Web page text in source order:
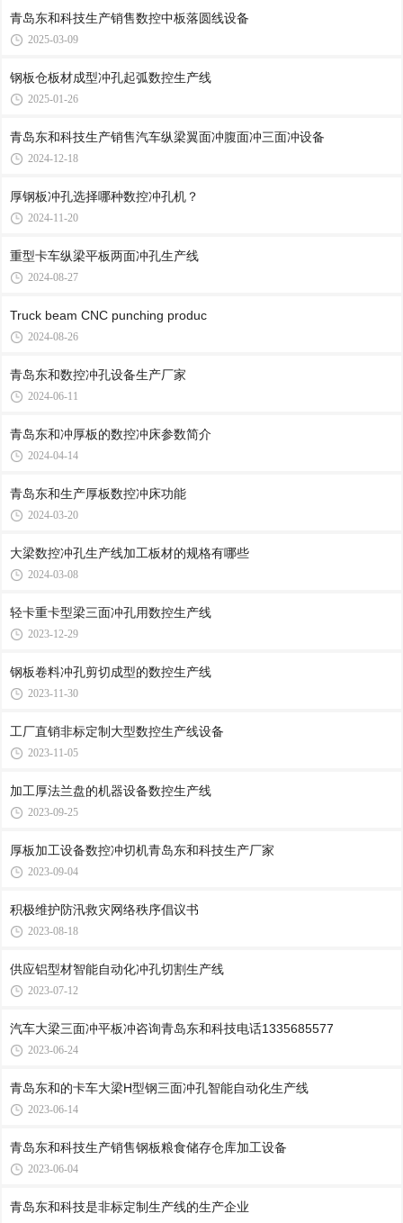
青岛东和科技生产销售数控中板落圆线设备
2025-03-09
钢板仓板材成型冲孔起弧数控生产线
2025-01-26
青岛东和科技生产销售汽车纵梁翼面冲腹面冲三面冲设备
2024-12-18
厚钢板冲孔选择哪种数控冲孔机？
2024-11-20
重型卡车纵梁平板两面冲孔生产线
2024-08-27
Truck beam CNC punching produc
2024-08-26
青岛东和数控冲孔设备生产厂家
2024-06-11
青岛东和冲厚板的数控冲床参数简介
2024-04-14
青岛东和生产厚板数控冲床功能
2024-03-20
大梁数控冲孔生产线加工板材的规格有哪些
2024-03-08
轻卡重卡型梁三面冲孔用数控生产线
2023-12-29
钢板卷料冲孔剪切成型的数控生产线
2023-11-30
工厂直销非标定制大型数控生产线设备
2023-11-05
加工厚法兰盘的机器设备数控生产线
2023-09-25
厚板加工设备数控冲切机青岛东和科技生产厂家
2023-09-04
积极维护防汛救灾网络秩序倡议书
2023-08-18
供应铝型材智能自动化冲孔切割生产线
2023-07-12
汽车大梁三面冲平板冲咨询青岛东和科技电话1335685577
2023-06-24
青岛东和的卡车大梁H型钢三面冲孔智能自动化生产线
2023-06-14
青岛东和科技生产销售钢板粮食储存仓库加工设备
2023-06-04
青岛东和科技是非标定制生产线的生产企业